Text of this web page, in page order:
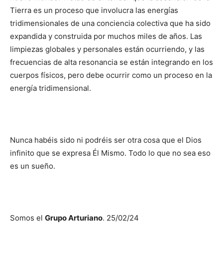
Tierra es un proceso que involucra las energías
tridimensionales de una conciencia colectiva que ha sido
expandida y construida por muchos miles de años. Las
limpiezas globales y personales están ocurriendo, y las
frecuencias de alta resonancia se están integrando en los
cuerpos físicos, pero debe ocurrir como un proceso en la
energía tridimensional.
Nunca habéis sido ni podréis ser otra cosa que el Dios
infinito que se expresa Él Mismo. Todo lo que no sea eso
es un sueño.
Somos el Grupo Arturiano. 25/02/24